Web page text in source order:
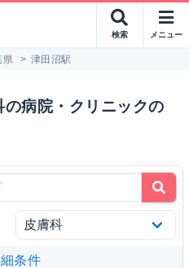
検索 メニュー
県 > 津田沼駅
病院・クリニックの
条件